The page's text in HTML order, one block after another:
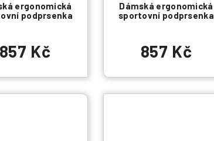
ergonomická
podprsenka
857 Kč
Dámská ergonomická
sportovní podprsenka
857 Kč